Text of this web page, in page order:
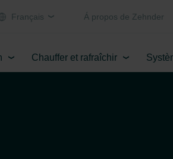
Français Á propos de Zehnder
Chauffer et rafraîchir